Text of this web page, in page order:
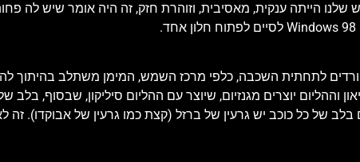
שלנו הייתה ענקית, מאסיבית, וזוהרת חזק, זה היה אומר שיש לה
לתחתית השכבה, כלפי מרכז השמש, המימן משתלב בהיתוך
וההליום יוצרים מגנזיום, שיוצר עם ההליום סיליקון, שבסוף,
של כל כוכב יש גרעין של ברזל (קצת כמו גרעין של אבוקדו). זה